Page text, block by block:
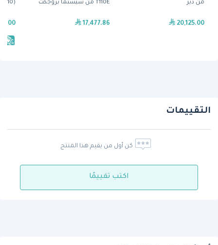
من دير
20,125.00
T110E من سيستما بروجكت
17,477.86
(CAP 10) من هونفيد
التقييمات
كن أول من يقيم هذا المنتج
اكتب تقييمًا